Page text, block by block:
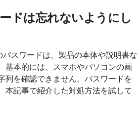
ドは忘れないようにし
スワードは、製品の本体や説明書な
基本的には、スマホやパソコンの画
列を確認できません。パスワードを
本記事で紹介した対処方法を試して